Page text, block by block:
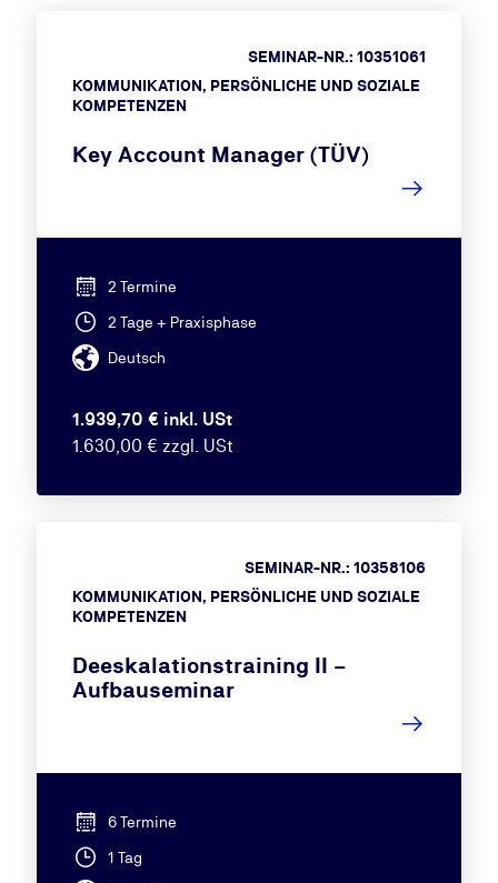
KOMMUNIKATION, PERSÖNLICHE UND SOZIALE
KOMPETENZEN
SEMINAR-NR.: 10351061
Key Account Manager (TÜV)
2 Termine
2 Tage + Praxisphase
Deutsch
1.939,70 € inkl. USt
1.630,00 € zzgl. USt
KOMMUNIKATION, PERSÖNLICHE UND SOZIALE
KOMPETENZEN
SEMINAR-NR.: 10358106
Deeskalationstraining II –
Aufbauseminar
6 Termine
1 Tag